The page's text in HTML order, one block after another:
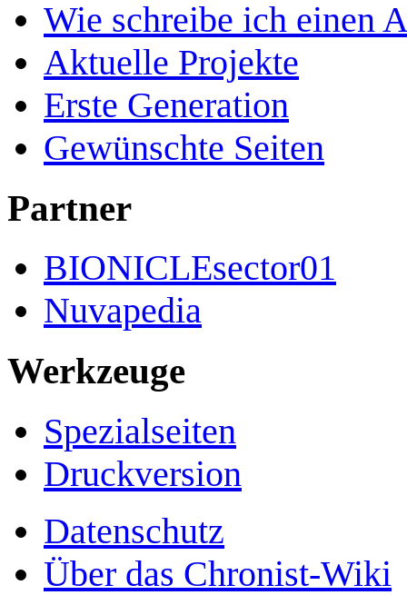
Wie schreibe ich einen
Aktuelle Projekte
Erste Generation
Gewünschte Seiten
Partner
BIONICLEsector01
Nuvapedia
Werkzeuge
Spezialseiten
Druckversion
Datenschutz
Über das Chronist-Wiki